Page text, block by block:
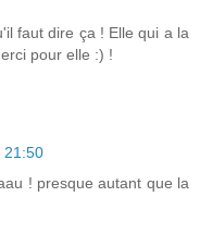
faut dire ça ! Elle qui a la
pour elle :) !
21:50
! presque autant que la